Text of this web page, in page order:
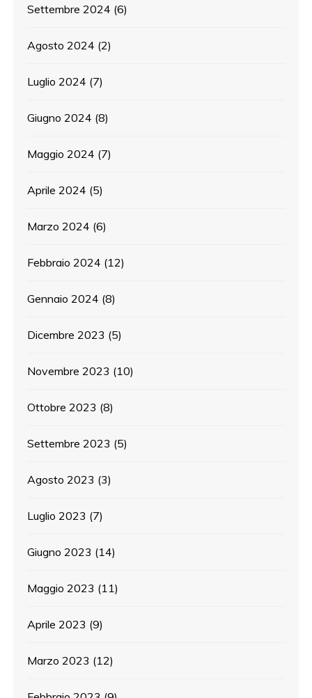
Settembre 2024 (6)
Agosto 2024 (2)
Luglio 2024 (7)
Giugno 2024 (8)
Maggio 2024 (7)
Aprile 2024 (5)
Marzo 2024 (6)
Febbraio 2024 (12)
Gennaio 2024 (8)
Dicembre 2023 (5)
Novembre 2023 (10)
Ottobre 2023 (8)
Settembre 2023 (5)
Agosto 2023 (3)
Luglio 2023 (7)
Giugno 2023 (14)
Maggio 2023 (11)
Aprile 2023 (9)
Marzo 2023 (12)